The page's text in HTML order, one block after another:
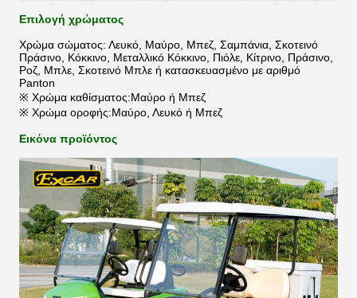
Επιλογή χρώματος
Χρώμα σώματος: Λευκό, Μαύρο, Μπεζ, Σαμπάνια, Σκοτεινό
Πράσινο, Κόκκινο, Μεταλλικό Κόκκινο, Πιόλε, Κίτρινο, Πράσινο,
Ροζ, Μπλε, Σκοτεινό Μπλε ή κατασκευασμένο με αριθμό
Panton
※ Χρώμα καθίσματος:Μαύρο ή Μπεζ
※ Χρώμα οροφής:Μαύρο, Λευκό ή Μπεζ
Εικόνα προϊόντος